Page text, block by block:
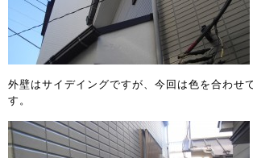
外壁はサイデイングですが、今回は色を合わせ
す。